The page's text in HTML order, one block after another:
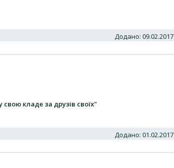
Додано: 09.02.2017
кладе за друзів своїх"
Додано: 01.02.2017